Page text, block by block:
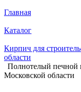
Главная
Каталог
Кирпич для
области
Полнотелый печной
Московской области